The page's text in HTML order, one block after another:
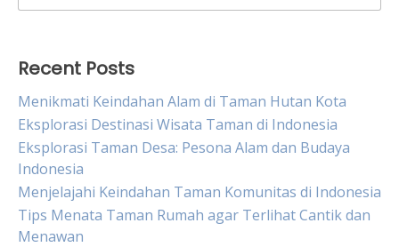
for:
Recent Posts
Menikmati Keindahan Alam di Taman Hutan Kota
Eksplorasi Destinasi Wisata Taman di Indonesia
Eksplorasi Taman Desa: Pesona Alam dan Budaya
Indonesia
Menjelajahi Keindahan Taman Komunitas di Indonesia
Tips Menata Taman Rumah agar Terlihat Cantik dan
Menawan